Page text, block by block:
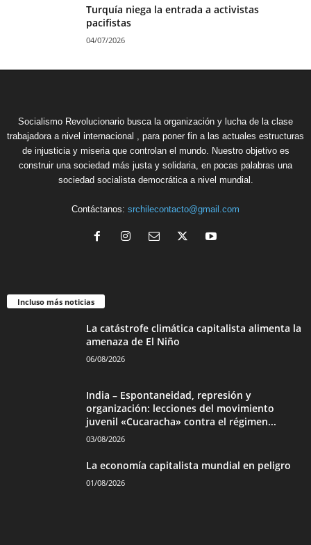
Turquía niega la entrada a activistas
pacifistas
04/07/2026
Socialismo Revolucionario busca la organización y lucha de la clase
trabajadora a nivel internacional , para poner fin a las actuales estructuras
de injusticia y miseria que controlan el mundo. Nuestro objetivo es
construir una sociedad más justa y solidaria, en pocas palabras una
sociedad socialista democrática a nivel mundial.
Contáctanos: srchilecontacto@gmail.com
Incluso más noticias
La catástrofe climática capitalista alimenta la
amenaza de El Niño
06/08/2026
India – Espontaneidad, represión y
organización: lecciones del movimiento
juvenil «Cucaracha» contra el régimen...
03/08/2026
La economía capitalista mundial en peligro
01/08/2026